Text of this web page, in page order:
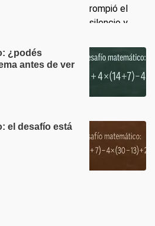
¿podés
antes de ver
el desafío está